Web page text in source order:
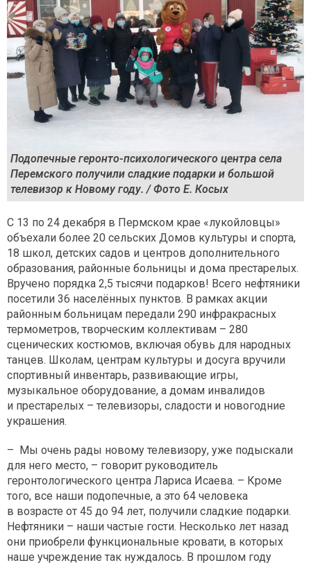
Подопечные геронто-психологического центра села
Перемского получили сладкие подарки и большой
телевизор к Новому году. / Фото Е. Косых
С 13 по 24 декабря в Пермском крае «лукойловцы»
объехали более 20 сельских Домов культуры и спорта,
18 школ, детских садов и центров дополнительного
образования, районные больницы и дома престарелых.
Вручено порядка 2,5 тысячи подарков! Всего нефтяники
посетили 36 населённых пунктов. В рамках акции
районным больницам передали 290 инфракрасных
термометров, творческим коллективам – 280
сценических костюмов, включая обувь для народных
танцев. Школам, центрам культуры и досуга вручили
спортивный инвентарь, развивающие игры,
музыкальное оборудование, а домам инвалидов
и престарелых – телевизоры, сладости и новогодние
украшения.
– Мы очень рады новому телевизору, уже подыскали
для него место, – говорит руководитель
геронтологического центра Лариса Исаева. – Кроме
того, все наши подопечные, а это 64 человека
в возрасте от 45 до 94 лет, получили сладкие подарки.
Нефтяники – наши частые гости. Несколько лет назад
они приобрели функциональные кровати, в которых
наше учреждение так нуждалось. В прошлом году